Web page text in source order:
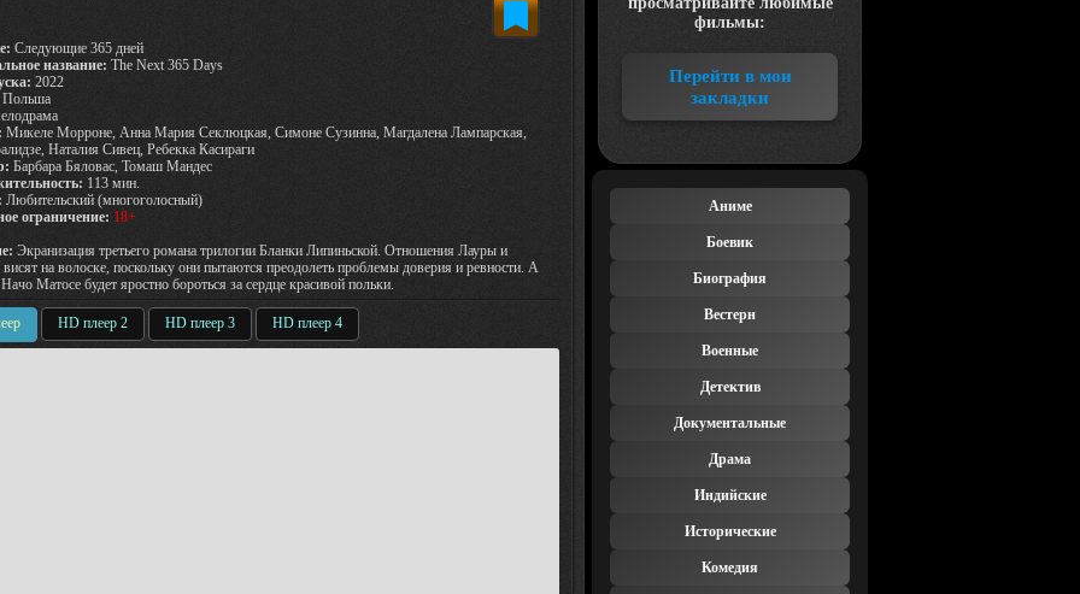
Следующие 365 дней
название: The Next 365 Days
2022
Польша
Микеле Морроне, Анна Мария Секлюцкая, Симоне Сузинна, Магдалена Лампарская,
Наталия Сивец, Ребекка Касираги
Барбара Бяловас, Томаш Мандес
113 мин.
Любительский (многоголосный)
ограничение: 18+
Экранизация третьего романа трилогии Бланки Липиньской. Отношения Лауры и
на волоске, поскольку они пытаются преодолеть проблемы доверия и ревности. А
Матосе будет яростно бороться за сердце красивой польки.
HD плеер 2 HD плеер 3 HD плеер 4
фильмы:
Перейти в мои
закладки
Аниме
Боевик
Биография
Вестерн
Военные
Детектив
Документальные
Драма
Индийские
Исторические
Комедия